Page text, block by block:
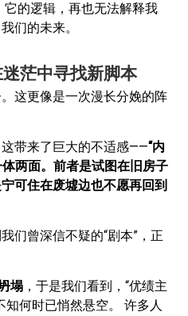
它的逻辑，再也无法解释我
们的未来。
茫中寻找新脚本
这更像是一次漫长分娩的阵
这带来了巨大的不适感——“内
体两面。前者是试图在旧房子
可住在废墟边也不愿再回到
们曾深信不疑的“剧本”，正
塌 ，于是我们看到，“优绩主
知何时已悄然悬空。 许多人